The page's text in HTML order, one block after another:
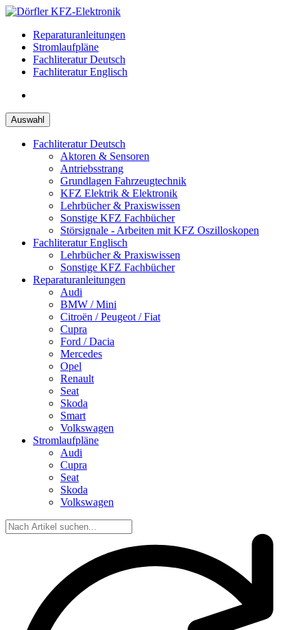
Zum
springenReparaturanleitungen
Stromlaufpläne
Fachliteratur Deutsch
Fachliteratur Englisch
Auswahl
Fachliteratur Deutsch
Aktoren & Sensoren
Antriebsstrang
Grundlagen Fahrzeugtechnik
KFZ Elektrik & Elektronik
Lehrbücher & Praxiswissen
Sonstige KFZ Fachbücher
Störsignale - Arbeiten mit KFZ Oszilloskopen
Fachliteratur Englisch
Lehrbücher & Praxiswissen
Sonstige KFZ Fachbücher
Reparaturanleitungen
Audi
BMW / Mini
Citroën / Peugeot / Fiat
Cupra
Ford / Dacia
Mercedes
Opel
Renault
Seat
Skoda
Smart
Volkswagen
Stromlaufpläne
Audi
Cupra
Seat
Skoda
Volkswagen